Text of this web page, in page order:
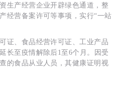
生产经营企业开辟绿色通道，整
经营备案许可等事项，实行“一站
、食品经营许可证、工业产品
长至疫情解除后1至6个月。因受
的食品从业人员，其健康证明视